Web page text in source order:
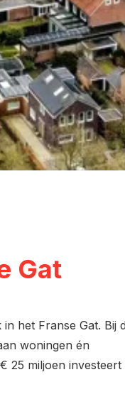
Gat
het Franse Gat. Bij
woningen én
25 miljoen investeert